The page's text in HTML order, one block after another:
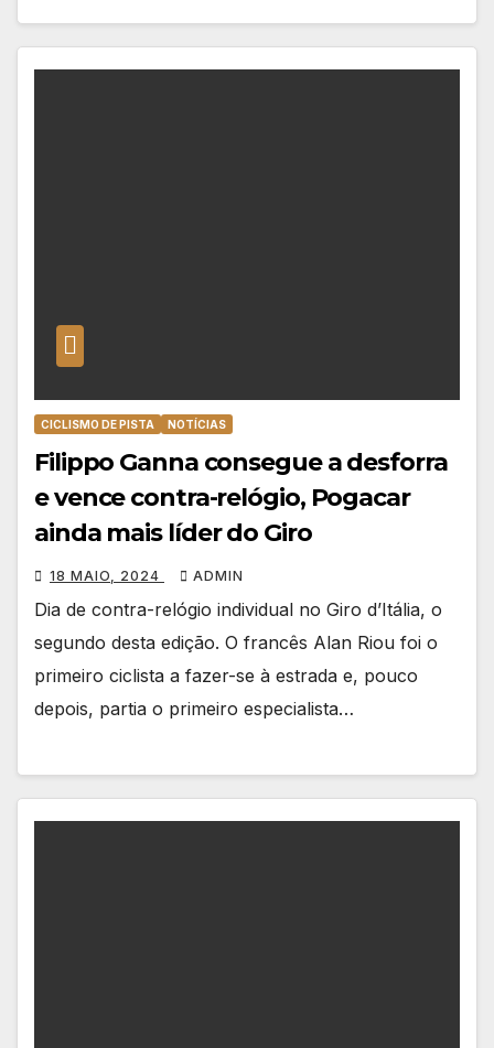
CICLISMO DE PISTA NOTÍCIAS
Filippo Ganna consegue a desforra
e vence contra-relógio, Pogacar
ainda mais líder do Giro
18 MAIO, 2024 ADMIN
Dia de contra-relógio individual no Giro d’Itália, o
segundo desta edição. O francês Alan Riou foi o
primeiro ciclista a fazer-se à estrada e, pouco
depois, partia o primeiro especialista…